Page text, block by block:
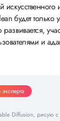
будет только
и
Diffusion, рисую с